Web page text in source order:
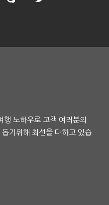
노하우로 고객 여러분의
기위해 최선을 다하고 있습